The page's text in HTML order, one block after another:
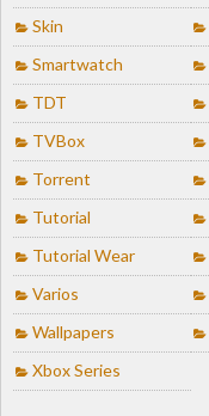
Skin
Smartwatch
TDT
TVBox
Torrent
Tutorial
Tutorial Wear
Varios
Wallpapers
Xbox Series